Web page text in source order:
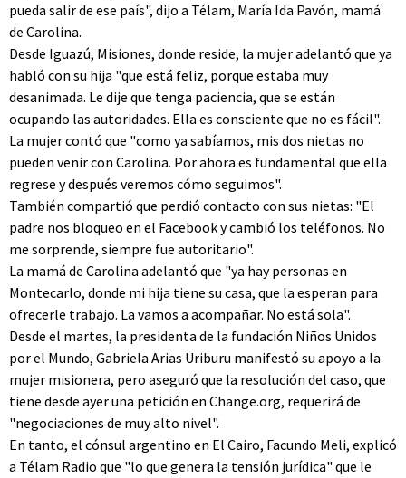
pueda salir de ese país", dijo a Télam, María Ida Pavón, mamá
de Carolina.
Desde Iguazú, Misiones, donde reside, la mujer adelantó que ya
habló con su hija "que está feliz, porque estaba muy
desanimada. Le dije que tenga paciencia, que se están
ocupando las autoridades. Ella es consciente que no es fácil".
La mujer contó que "como ya sabíamos, mis dos nietas no
pueden venir con Carolina. Por ahora es fundamental que ella
regrese y después veremos cómo seguimos".
También compartió que perdió contacto con sus nietas: "El
padre nos bloqueo en el Facebook y cambió los teléfonos. No
me sorprende, siempre fue autoritario".
La mamá de Carolina adelantó que "ya hay personas en
Montecarlo, donde mi hija tiene su casa, que la esperan para
ofrecerle trabajo. La vamos a acompañar. No está sola".
Desde el martes, la presidenta de la fundación Niños Unidos
por el Mundo, Gabriela Arias Uriburu manifestó su apoyo a la
mujer misionera, pero aseguró que la resolución del caso, que
tiene desde ayer una petición en Change.org, requerirá de
"negociaciones de muy alto nivel".
En tanto, el cónsul argentino en El Cairo, Facundo Meli, explicó
a Télam Radio que "lo que genera la tensión jurídica" que le